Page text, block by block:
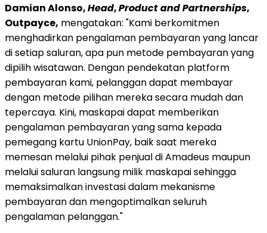
Damian Alonso,Head,Product and Partnerships,
Outpayce, mengatakan: "Kami berkomitmen
menghadirkan pengalaman pembayaran yang lancar
di setiap saluran, apa pun metode pembayaran yang
dipilih wisatawan. Dengan pendekatan platform
pembayaran kami, pelanggan dapat membayar
dengan metode pilihan mereka secara mudah dan
tepercaya. Kini, maskapai dapat memberikan
pengalaman pembayaran yang sama kepada
pemegang kartu UnionPay, baik saat mereka
memesan melalui pihak penjual di Amadeus maupun
melalui saluran langsung milik maskapai sehingga
memaksimalkan investasi dalam mekanisme
pembayaran dan mengoptimalkan seluruh
pengalaman pelanggan."